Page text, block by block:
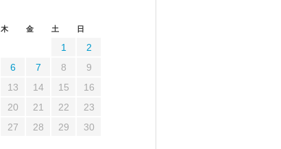
木 金 土 日
1
2
6 7 8
9
13 14 15
16
20 21 22
23
27 28 29
30